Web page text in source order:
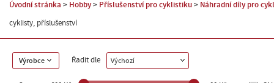
Úvodní stránka Hobby Příslušenství pro cyklistiku Náhradní díly pro
cyklisty, příslušenství
Výrobce Řadit dle Výchozí